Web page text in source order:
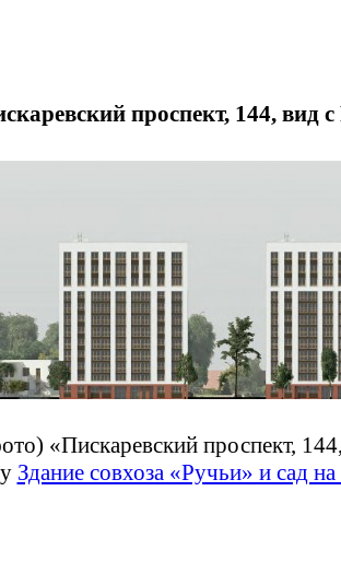
проспект, 144, вид
«Пискаревский проспект,
Здание совхоза «Ручьи» и сад